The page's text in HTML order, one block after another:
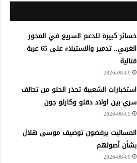
خسائر كبيرة للدعم السريع في المحور
الغربي.. تدمير والاستيلاء على 65 عربة
قتالية
2026-08-09
استخبارات الشعبية تحذر الحلو من تحالف
سري بين اولاد دقلو وكارلو جون
2026-08-09
المساليت يرفضون توصيف موسى هلال
بشأن أصولهم
2026-08-09